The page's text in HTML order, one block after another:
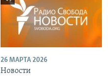
26 МАРТА 2026
Новости